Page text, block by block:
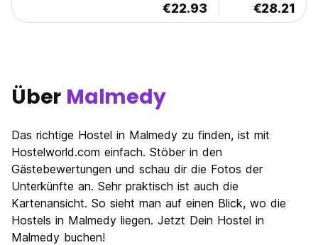
€22.93 €28.21
Über Malmedy
Das richtige Hostel in Malmedy zu finden, ist mit
Hostelworld.com einfach. Stöber in den
Gästebewertungen und schau dir die Fotos der
Unterkünfte an. Sehr praktisch ist auch die
Kartenansicht. So sieht man auf einen Blick, wo die
Hostels in Malmedy liegen. Jetzt Dein Hostel in
Malmedy buchen!